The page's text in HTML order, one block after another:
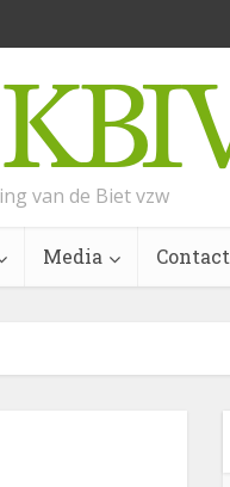
van de Biet vzw
Media Contact